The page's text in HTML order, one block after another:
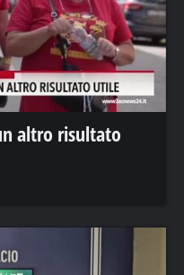
altro risultato